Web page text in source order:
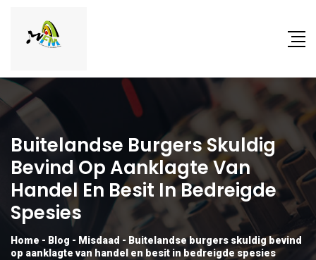
Buitelandse Burgers Skuldig
Bevind Op Aanklagte Van
Handel En Besit In Bedreigde
Spesies
Home - Blog - Misdaad - Buitelandse burgers skuldig bevind
op aanklagte van handel en besit in bedreigde spesies